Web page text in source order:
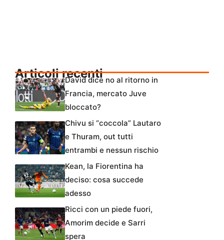
Articoli recentiDavid dice no al ritorno in
Francia, mercato Juve
bloccato?
Chivu si “coccola” Lautaro
e Thuram, out tutti
entrambi e nessun rischio
Kean, la Fiorentina ha
deciso: cosa succede
adesso
Ricci con un piede fuori,
Amorim decide e Sarri
spera